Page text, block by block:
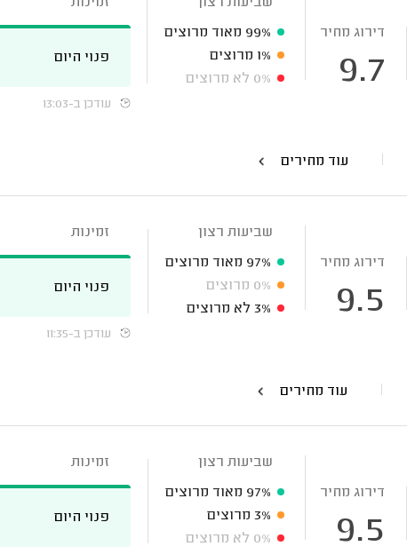
דירוג מחיר
9.7
99% מאוד מרוצים
1% מרוצים
0% לא מרוצים
פנוי היום
עודכן ב-13:03
עוד מחירים
דירוג מחיר
9.5
שביעות רצון
97% מאוד מרוצים
0% מרוצים
3% לא מרוצים
זמינות
פנוי היום
עודכן ב-11:35
עוד מחירים
דירוג מחיר
9.5
שביעות רצון
97% מאוד מרוצים
3% מרוצים
0% לא מרוצים
זמינות
פנוי היום